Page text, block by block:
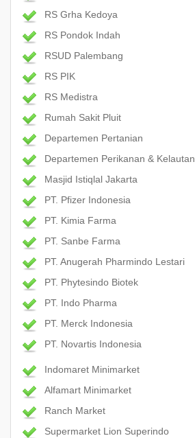
RS Grha Kedoya
RS Pondok Indah
RSUD Palembang
RS PIK
RS Medistra
Rumah Sakit Pluit
Departemen Pertanian
Departemen Perikanan & Kelautan
Masjid Istiqlal Jakarta
PT. Pfizer Indonesia
PT. Kimia Farma
PT. Sanbe Farma
PT. Anugerah Pharmindo Lestari
PT. Phytesindo Biotek
PT. Indo Pharma
PT. Merck Indonesia
PT. Novartis Indonesia
Indomaret Minimarket
Alfamart Minimarket
Ranch Market
Supermarket Lion Superindo